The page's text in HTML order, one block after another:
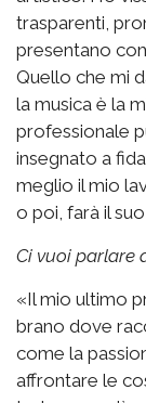
trasparenti,
presentano
Quello che mi
la musica è la
professionale
insegnato a
meglio il mio
o poi, farà il
Ci vuoi parlare
«Il mio ultimo
brano dove
come la
affrontare le